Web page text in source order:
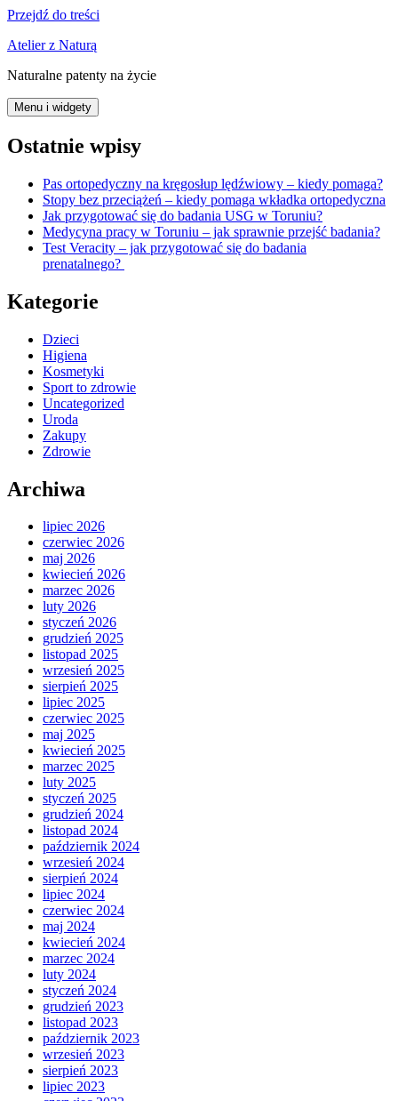
Przejdź do treści
Atelier z Naturą
Naturalne patenty na życie
Menu i widgety
Ostatnie wpisy
Pas ortopedyczny na kręgosłup lędźwiowy – kiedy pomaga?
Stopy bez przeciążeń – kiedy pomaga wkładka ortopedyczna
Jak przygotować się do badania USG w Toruniu?
Medycyna pracy w Toruniu – jak sprawnie przejść badania?
Test Veracity – jak przygotować się do badania
prenatalnego?
Kategorie
Dzieci
Higiena
Kosmetyki
Sport to zdrowie
Uncategorized
Uroda
Zakupy
Zdrowie
Archiwa
lipiec 2026
czerwiec 2026
maj 2026
kwiecień 2026
marzec 2026
luty 2026
styczeń 2026
grudzień 2025
listopad 2025
wrzesień 2025
sierpień 2025
lipiec 2025
czerwiec 2025
maj 2025
kwiecień 2025
marzec 2025
luty 2025
styczeń 2025
grudzień 2024
listopad 2024
październik 2024
wrzesień 2024
sierpień 2024
lipiec 2024
czerwiec 2024
maj 2024
kwiecień 2024
marzec 2024
luty 2024
styczeń 2024
grudzień 2023
listopad 2023
październik 2023
wrzesień 2023
sierpień 2023
lipiec 2023